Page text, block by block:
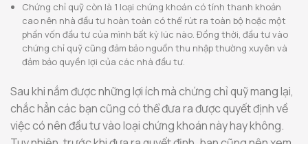
Chứng chỉ quỹ còn là 1 loại chứng khoán có tính thanh khoản
cao nên nhà đầu tư hoàn toàn có thể rút ra toàn bộ hoặc một
phần vốn đầu tư của mình bất kỳ lúc nào. Đồng thời, đầu tư vào
chứng chỉ quỹ cũng đảm bảo nguồn thu nhập thường xuyên và
đảm bảo quyền lợi của các nhà đầu tư.
Sau khi nắm được những lợi ích mà chứng chỉ quỹ mang lại,
chắc hẳn các bạn cũng có thể đưa ra được quyết định về
việc có nên đầu tư vào loại chứng khoán này hay không.